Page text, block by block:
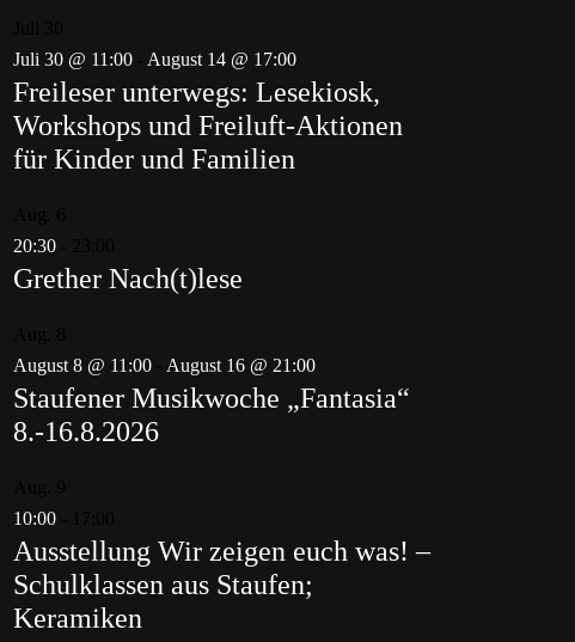
Juli 30 @ 11:00
August 14 @ 17:00
Freileser unterwegs: Lesekiosk,
Workshops und Freiluft-Aktionen
für Kinder und Familien
20:30
Grether Nach(t)lese
August 8 @ 11:00
August 16 @ 21:00
Staufener Musikwoche „Fantasia“
8.-16.8.2026
10:00
Ausstellung Wir zeigen euch was! –
Schulklassen aus Staufen;
Keramiken